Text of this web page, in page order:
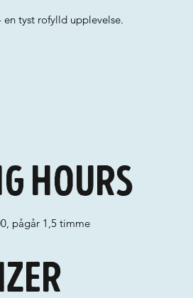
en tyst rofylld upplevelse.
hours
pågår 1,5 timme